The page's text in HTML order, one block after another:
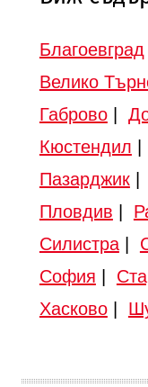
Благоевград
Велико
Габрово|
Кюстендил
Пазарджик|
Пловдив
Силистра|
София
Хасково|